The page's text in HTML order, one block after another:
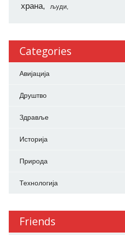
храна људи
Categories
Авијација
Друштво
Здравље
Историја
Природа
Технологија
Friends